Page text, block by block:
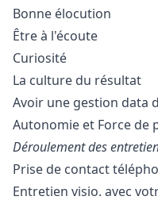
Bonne élocution
Être à l'écoute
Curiosité
La culture du résultat
Avoir une gestion data
Autonomie et Force de
Déroulement des
Prise de contact
Entretien visio. avec